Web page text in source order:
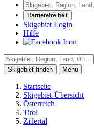
Barrierefreiheit
Skigebiet Login
Hilfe
Skigebiet finden
Menu
Startseite
Skigebiet-Übersicht
Österreich
Tirol
Zillertal